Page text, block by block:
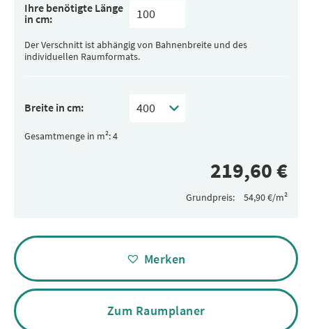
Ihre benötigte Länge
in cm:
Der Verschnitt ist abhängig von Bahnenbreite und des
individuellen Raumformats.
Breite in cm:
Gesamtmenge in m²:
Grundpreis:
Alternative:
Merken
Zum Raumplaner